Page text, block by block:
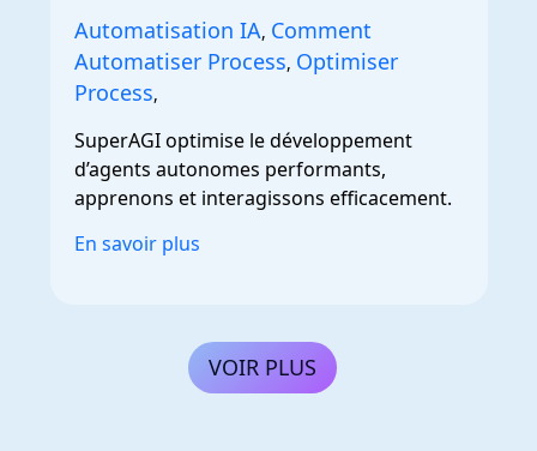
Automatisation IA, Comment
Automatiser Process, Optimiser
Process,
SuperAGI optimise le développement
d’agents autonomes performants,
apprenons et interagissons efficacement.
En savoir plus
VOIR PLUS